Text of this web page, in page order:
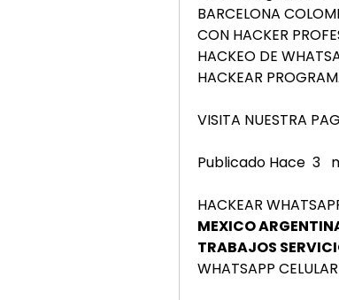
BARCELONA
CON HACKER
HACKEO DE
HACKEAR
VISITA NUESTRA
Publicado Hace  3
HACKEAR
MEXICO
TRABAJOS
WHATSAPP